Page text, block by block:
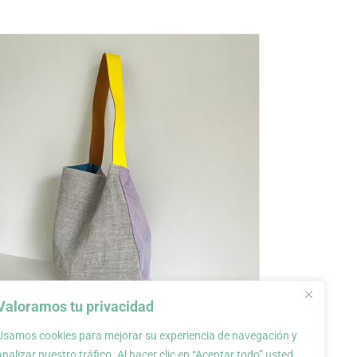
tu privacidad
cookies para mejorar su experiencia de navegación y
Bolso de tela, colección